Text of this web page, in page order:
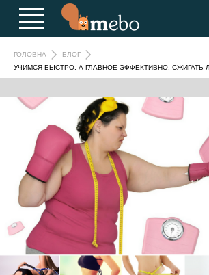
ГОЛОВНА
БЛОГ
УЧИМСЯ БЫСТРО, А ГЛАВНОЕ ЭФФЕКТИВНО, СЖИГАТЬ